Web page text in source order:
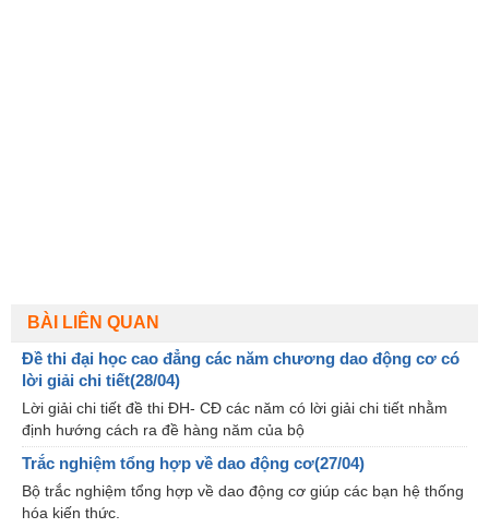
BÀI LIÊN QUAN
Đề thi đại học cao đẳng các năm chương dao động cơ có
lời giải chi tiết(28/04)
Lời giải chi tiết đề thi ĐH- CĐ các năm có lời giải chi tiết nhằm
định hướng cách ra đề hàng năm của bộ
Trắc nghiệm tổng hợp về dao động cơ(27/04)
Bộ trắc nghiệm tổng hợp về dao động cơ giúp các bạn hệ thống
hóa kiến thức.